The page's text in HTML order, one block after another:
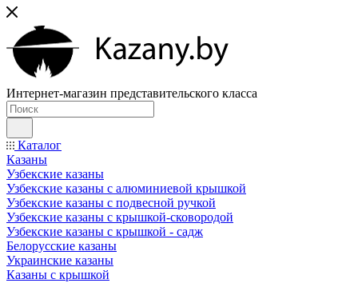
Интернет-магазин представительского класса
Каталог
Казаны
Узбекские казаны
Узбекские казаны с алюминиевой крышкой
Узбекские казаны с подвесной ручкой
Узбекские казаны с крышкой-сковородой
Узбекские казаны с крышкой - садж
Белорусские казаны
Украинские казаны
Казаны с крышкой